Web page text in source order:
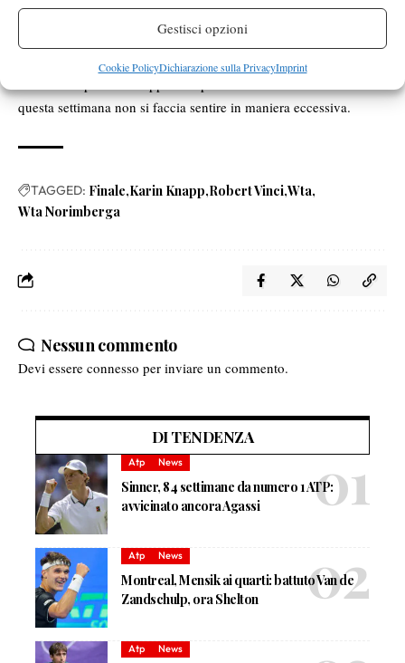
Gestisci opzioni
Cookie PolicyDichiarazione sulla PrivacyImprint
torneo di singolare nel quale bisogna cercare di dimostrare che
l’ottima settimana di Norimberga non è stata casuale.
entrambe il sorteggio non è semplice: Cornet per la Vinci,
questa settimana non si faccia sentire in maniera eccessiva.
TAGGED: Finale Karin Knapp Robert Vinci Wta
Wta Norimberga
Nessun commento
Devi essere connesso per inviare un commento.
DI TENDENZA
Atp News
Sinner, 84 settimane da numero 1 ATP:
avvicinato ancora Agassi
Atp News
Montreal, Mensik ai quarti: battuto Van de
Zandschulp, ora Shelton
Atp News